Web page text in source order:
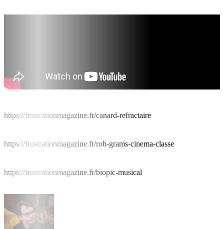
https://frustrationmagazine.fr/canard-refractaire
https://frustrationmagazine.fr/rob-grams-cinema-classe
https://frustrationmagazine.fr/biopic-musical